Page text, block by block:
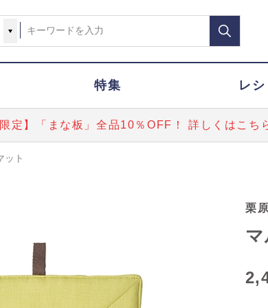
特集 レ
限定】「まな板」全品10％OFF！ 詳しくはこち
ット
栗